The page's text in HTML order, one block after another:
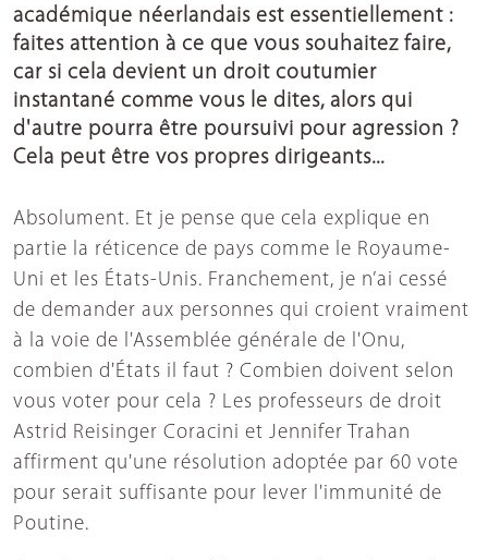
académique néerlandais est essentiellement :
faites attention à ce que vous souhaitez faire,
car si cela devient un droit coutumier
instantané comme vous le dites, alors qui
d'autre pourra être poursuivi pour agression ?
Cela peut être vos propres dirigeants...
Absolument. Et je pense que cela explique en
partie la réticence de pays comme le Royaume-
Uni et les États-Unis. Franchement, je n’ai cessé
de demander aux personnes qui croient vraiment
à la voie de l'Assemblée générale de l'Onu,
combien d'États il faut ? Combien doivent selon
vous voter pour cela ? Les professeurs de droit
Astrid Reisinger Coracini et Jennifer Trahan
affirment qu'une résolution adoptée par 60 vote
pour serait suffisante pour lever l'immunité de
Poutine.